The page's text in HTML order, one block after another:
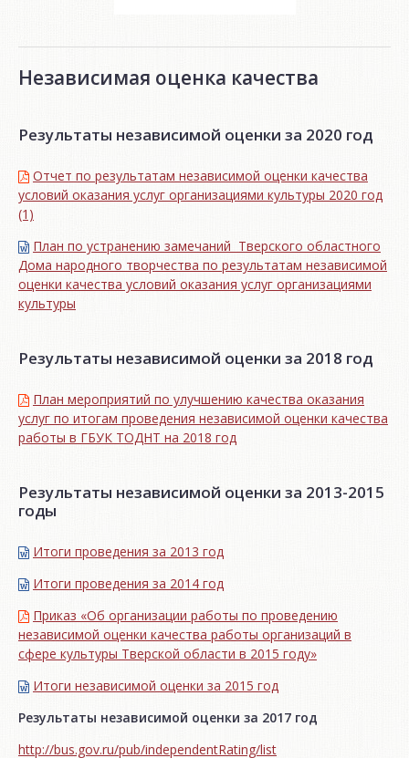
Независимая оценка качества
Результаты независимой оценки за 2020 год
Отчет по результатам независимой оценки качества
условий оказания услуг организациями культуры 2020 год
(1)
План по устранению замечаний Тверского областного
Дома народного творчества по результатам независимой
оценки качества условий оказания услуг организациями
культуры
Результаты независимой оценки за 2018 год
План мероприятий по улучшению качества оказания
услуг по итогам проведения независимой оценки качества
работы в ГБУК ТОДНТ на 2018 год
Результаты независимой оценки за 2013-2015
годы
Итоги проведения за 2013 год
Итоги проведения за 2014 год
Приказ «Об организации работы по проведению
независимой оценки качества работы организаций в
сфере культуры Тверской области в 2015 году»
Итоги независимой oценки за 2015 год
Результаты независимой оценки за 2017 год
http://bus.gov.ru/pub/independentRating/list